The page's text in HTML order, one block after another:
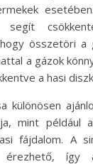
segít
összetöri a
a gázok
a hasi
különösen
mint például
fájdalom. A
érezhető, így